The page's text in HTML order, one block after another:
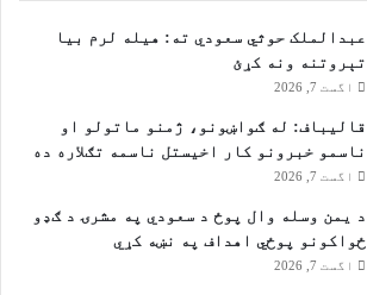
عبدالملک حوثي سعودي ته: هیله لرم بیا
تېروتنه ونه کړئ
اگست 7, 2026
قالیباف: له ګواښونو، ژمنو ماتولو او
ناسمو خبرونو کار اخیستل ناسمه تګلاره ده
اگست 7, 2026
د یمن وسله وال پوځ د سعودي په مشرۍ د ګډو
ځواکونو پوځي اهداف په نښه کړي
اگست 7, 2026